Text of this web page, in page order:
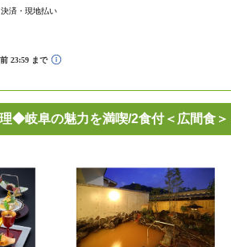
済・現地払い
理◆岐阜の魅力を満喫/2食付＜広間食